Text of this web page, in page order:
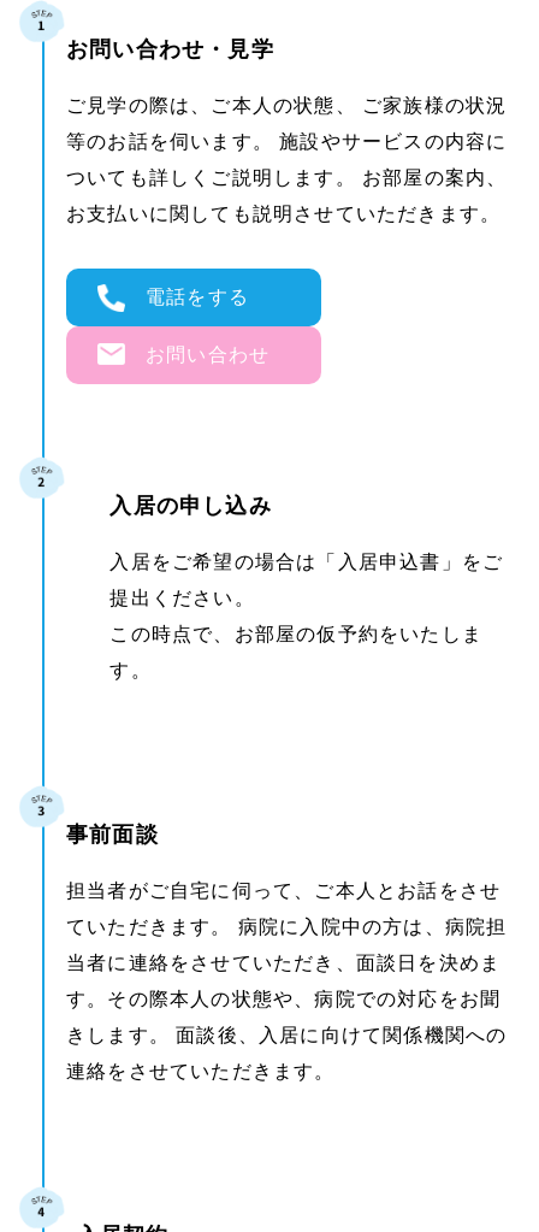
お問い合わせ・見学
ご見学の際は、ご本人の状態、 ご家族様の状況
等のお話を伺います。 施設やサービスの内容に
ついても詳しくご説明します。 お部屋の案内、
お支払いに関しても説明させていただきます。
電話をする
お問い合わせ
入居の申し込み
入居をご希望の場合は「入居申込書」をご
提出ください。
この時点で、お部屋の仮予約をいたしま
す。
事前面談
担当者がご自宅に伺って、ご本人とお話をさせ
ていただきます。 病院に入院中の方は、病院担
当者に連絡をさせていただき、面談日を決めま
す。その際本人の状態や、病院での対応をお聞
きします。 面談後、入居に向けて関係機関への
連絡をさせていただきます。